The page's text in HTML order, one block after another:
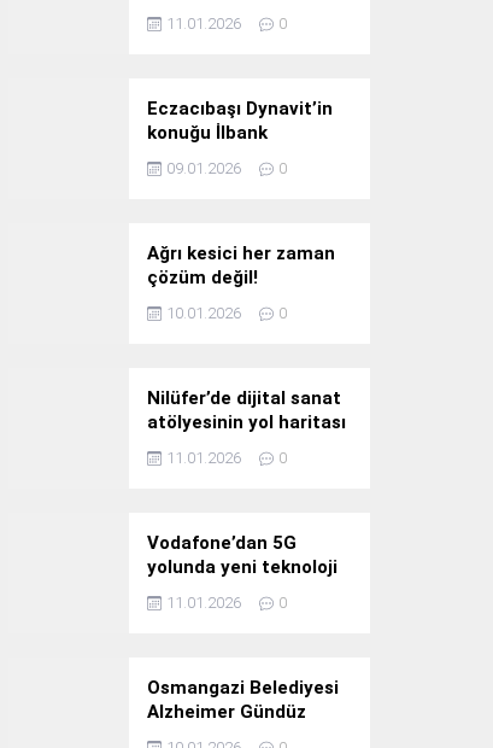
Güney Kore yolcusu
11.01.2026 0
Eczacıbaşı Dynavit’in
konuğu İlbank
09.01.2026 0
Ağrı kesici her zaman
çözüm değil!
10.01.2026 0
Nilüfer’de dijital sanat
atölyesinin yol haritası
konuşuldu
11.01.2026 0
Vodafone’dan 5G
yolunda yeni teknoloji
yatırımı
11.01.2026 0
Osmangazi Belediyesi
Alzheimer Gündüz
Bakım Evi 3. Yılını